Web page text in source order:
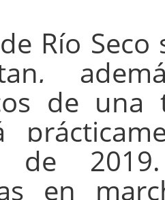
Río
de una
de
en